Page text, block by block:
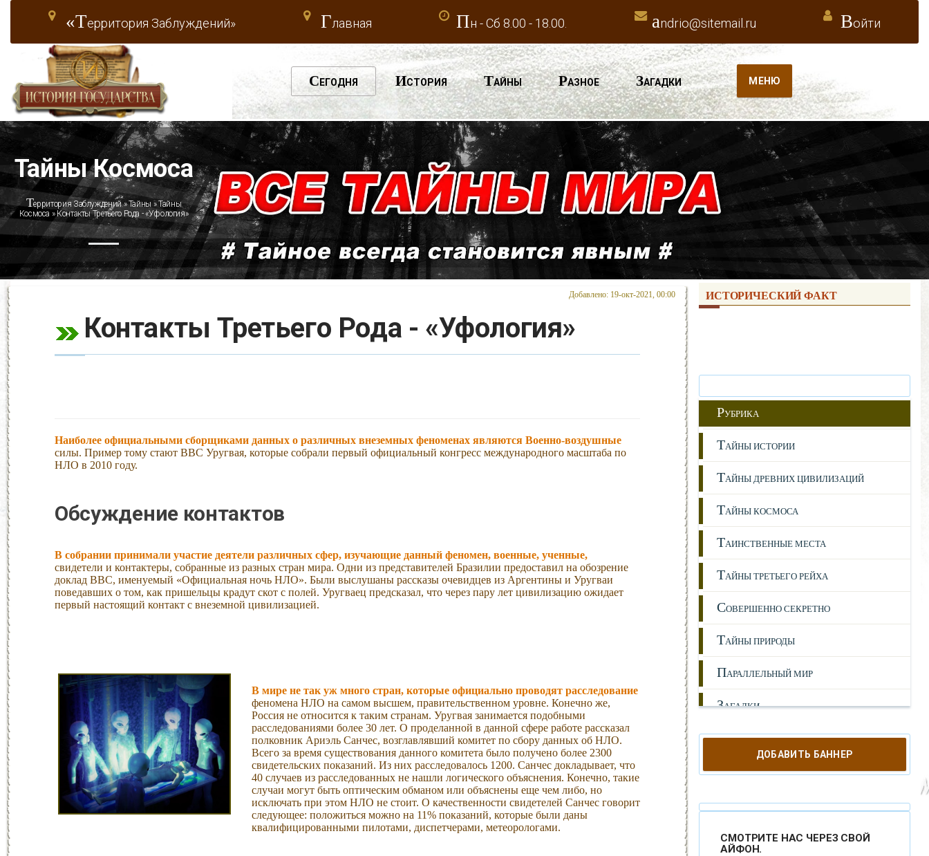
«Территория Заблуждений» Главная Пн - Сб 8.00 - 18.00. andrio@sitemail.ru Войти
СЕГОДНЯ ИСТОРИЯ ТАЙНЫ РАЗНОЕ ЗАГАДКИ МЕНЮ
Тайны Космоса
Территория Заблуждений»Тайны »Тайны
Космоса » Контакты Третьего Рода - «Уфология»
Добавлено: 19-окт-2021, 00:00
Контакты Третьего Рода - «Уфология»
Наиболее официальными сборщиками данных о различных внеземных феноменах являются Военно-воздушные
силы. Пример тому стают ВВС Уругвая, которые собрали первый официальный конгресс международного масштаба по
НЛО в 2010 году.
Обсуждение контактов
В собрании принимали участие деятели различных сфер, изучающие данный феномен, военные, ученные,
свидетели и контактеры, собранные из разных стран мира. Одни из представителей Бразилии предоставил на обозрение
доклад ВВС, именуемый «Официальная ночь НЛО». Были выслушаны рассказы очевидцев из Аргентины и Уругваи
поведавших о том, как пришельцы крадут скот с полей. Уругваец предсказал, что через пару лет цивилизацию ожидает
первый настоящий контакт с внеземной цивилизацией.
В мире не так уж много стран, которые официально проводят расследование
феномена НЛО на самом высшем, правительственном уровне. Конечно же,
Россия не относится к таким странам. Уругвая занимается подобными
расследованиями более 30 лет. О проделанной в данной сфере работе рассказал
полковник Ариэль Санчес, возглавлявший комитет по сбору данных об НЛО.
Всего за время существования данного комитета было получено более 2300
свидетельских показаний. Из них расследовалось 1200. Санчес докладывает, что
40 случаев из расследованных не нашли логического объяснения. Конечно, такие
случаи могут быть оптическим обманом или объяснены еще чем либо, но
исключать при этом НЛО не стоит. О качественности свидетелей Санчес говорит
следующее: положиться можно на 11% показаний, которые были даны
квалифицированными пилотами, диспетчерами, метеорологами.
ИСТОРИЧЕСКИЙ ФАКТ
РУБРИКА
ТАЙНЫ ИСТОРИИ
ТАЙНЫ ДРЕВНИХ ЦИВИЛИЗАЦИЙ
ТАЙНЫ КОСМОСА
ТАИНСТВЕННЫЕ МЕСТА
ТАЙНЫ ТРЕТЬЕГО РЕЙХА
СОВЕРШЕННО СЕКРЕТНО
ТАЙНЫ ПРИРОДЫ
ПАРАЛЛЕЛЬНЫЙ МИР
ЗАГАДКИ
ИСТОРИЯ
ЛЮДИ
АНОМАЛИИ
ГИПОТЕЗЫ
ДОБАВИТЬ БАННЕР
СМОТРИТЕ НАС ЧЕРЕЗ СВОЙ
АЙФОН.